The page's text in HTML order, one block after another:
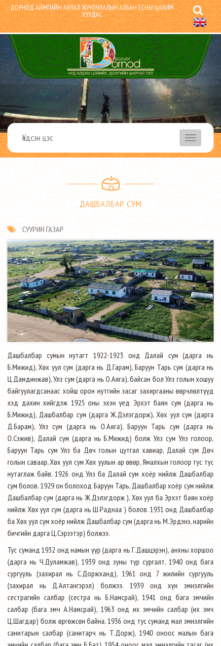
ДОРНОД АЙМГИЙН АЯЛАЛ ЖУУЛЧЛАЛЫН АЛБАН ЁСНЫ ЦАХИМ
ХУУДАС
Үндсэн цэс menu
ДАШБАЛБАР СУМ
СУУРИН ГАЗАР
Дашбалбар сумын нутагт 1922-1923 онд Далай сум (дарга нь
Б.Мижид), Хөх уул сум (дарга нь Д.Гарам), Баруун Тарь сум (дарга нь
Ц.Дамдинжав), Улз сум (дарга нь О.Аяга), байсан бол Улз голын хошуу
байгуулагдсанаас хойш орон нутгийн засаг захиргааны өөрчлөлтүүд
хэд дахин хийгдэж 1925 оны эхэн үед Эрхэт баян сум (дарга нь
Б.Мижид), Дашбалбар сум (дарга Ж.Дэлэгдорж), Хөх уул сум (дарга
Д.Барам), Улз сум (дарга нь О.Аяга), Баруун Тарь сум (дарга нь
О.Сэжив), Далай сум (дарга нь Б.Мижид) болж Улз сум Улз голоор,
Баруун Тарь сум Улз ба Дөч голын цутгал хавиар, Далай сум Дөч
голын саваар, Хөх уул сум Хөх уулын ар өвөр, Ямалхын голоор тус тус
нутаглаж байв. 1926 онд Улз ба Далай сум хоёр нийлж Дашбалбар
сум болов. 1929 он болоход Баруун Тарь, Дашбалбар хоёр сум нийлж
Дашбалбар сум (дарга нь Ж.Дэлэгдорж ), Хөх уул ба Эрхэт баян хоёр
нийлж Хөх уул сум (дарга нь Ш.Раднаа ) болов. 1931 онд Дашбалбар
ба Хөх уул сум хоёр нийлж Дашбалбар сум (дарга нь М.Эрдэнэ, нарийн
бичгийн дарга Ц.Сэрээтэр) болжээ.
Тус суманд 1932 онд намын үүр (дарга нь Г.Дашцэрэн), анхны хоршоо
(дарга нь Ч.Дуламжав), 1939 онд зуны түр сургалт, 1940 онд бага
сургууль (захирал нь С.Доржханд), 1961 онд 7 жилийн сургууль
(захирал нь Д.Алтангэрэл) болжээ. 1939 онд хүн эмнэлгийн
сестрагийн салбар (сестра нь Б.Намсрай), 1941 онд бага эмчийн
салбар (бага эмч А.Намсрай), 1963 онд их эмчийн салбар (их эмч
Ц.Шагдар) болж өргөжсөн байна. 1936 онд тус суманд мал эмнэлгийн
санитарын салбар (санитарч нь Т.Дорж), 1940 оноос малын бага